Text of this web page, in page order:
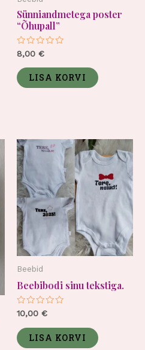
Sünniandmetega poster
“Õhupall”
Hinnanguga
5
8,00 €
LISA KORVI
Beebid
Beebibodi sinu tekstiga.
Hinnanguga
5
10,00 €
LISA KORVI